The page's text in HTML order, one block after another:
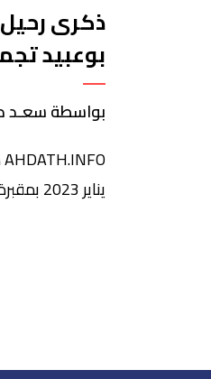
ذكرى رحيل
بوعبيد
الاتحادية
بواسطة سعـد
يناير
، ذكرى رحيل
فترة السبعينات